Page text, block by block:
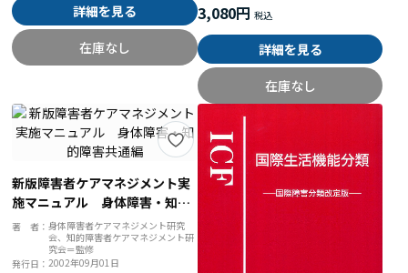
詳細を見る
在庫なし
3,080円
詳細を見る
在庫なし
新版障害者ケアマネジメント実
施マニュアル 身体障害・知的
障害共通編
著 者：身体障害者ケアマネジメント研究
会、知的障害者ケアマネジメント研
究会＝監修
発行日：2002年09月01日